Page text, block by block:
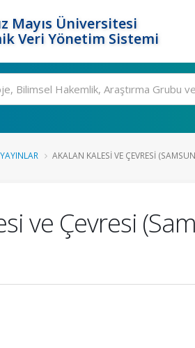
Mayıs Üniversitesi
Veri Yönetim Sistemi
AKALAN KALESI VE ÇEVRESI
ve Çevresi